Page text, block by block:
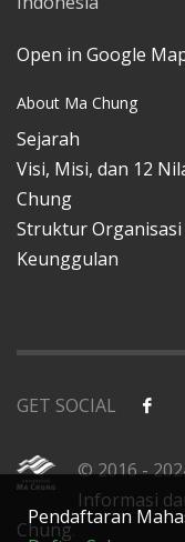
Open in Google
About Ma Chung
Sejarah
Visi, Misi, dan 12
Chung
Struktur Organisasi
Keunggulan
GET SOCIAL
© 2016 -
Informasi
Chung.
Pendaftaran